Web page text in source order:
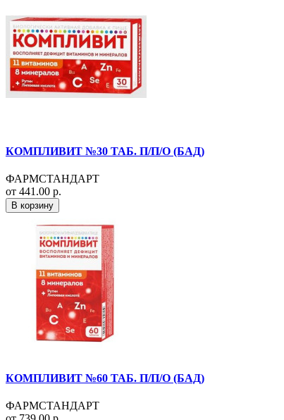
КОМПЛИВИТ №30 ТАБ. П/П/О (БАД)
ФАРМСТАНДАРТ
от 441.00 р.
В корзину
КОМПЛИВИТ №60 ТАБ. П/П/О (БАД)
ФАРМСТАНДАРТ